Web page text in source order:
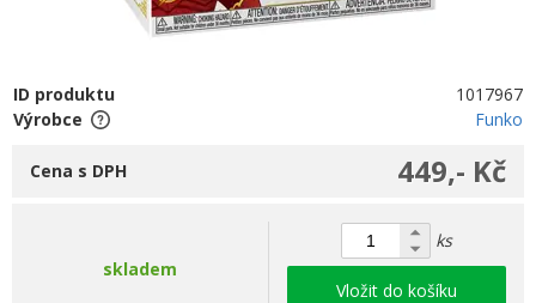
ID produktu
1017967
Výrobce
Funko
449,- Kč
Cena s DPH
skladem
ks
Vložit do košíku